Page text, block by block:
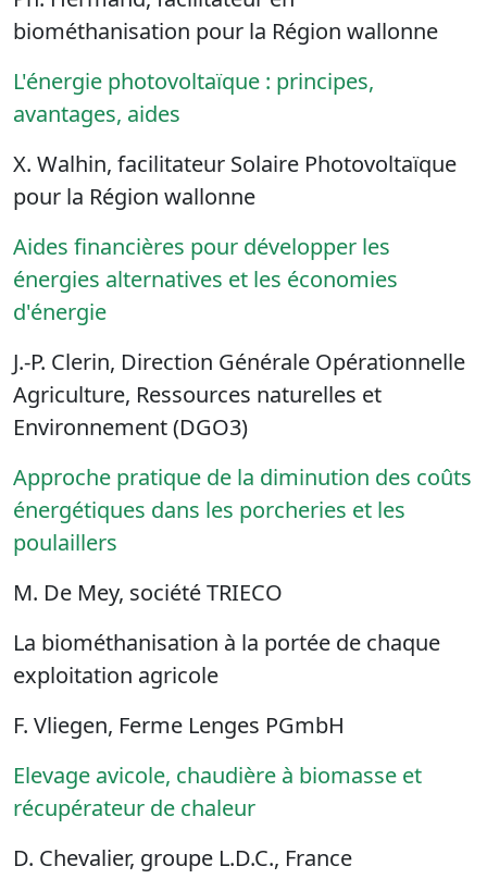
biométhanisation pour la Région wallonne
L'énergie photovoltaïque : principes,
avantages, aides
X. Walhin, facilitateur Solaire Photovoltaïque
pour la Région wallonne
Aides financières pour développer les
énergies alternatives et les économies
d'énergie
J.-P. Clerin, Direction Générale Opérationnelle
Agriculture, Ressources naturelles et
Environnement (DGO3)
Approche pratique de la diminution des coûts
énergétiques dans les porcheries et les
poulaillers
M. De Mey, société TRIECO
La biométhanisation à la portée de chaque
exploitation agricole
F. Vliegen, Ferme Lenges PGmbH
Elevage avicole, chaudière à biomasse et
récupérateur de chaleur
D. Chevalier, groupe L.D.C., France